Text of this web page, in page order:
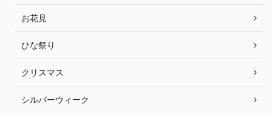
お花見
ひな祭り
クリスマス
シルバーウィーク